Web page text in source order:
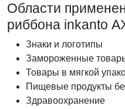
Области
риббона inkanto
Знаки и логотипы
Замороженные
Товары в мягкой
Пищевые продукты
Здравоохранение